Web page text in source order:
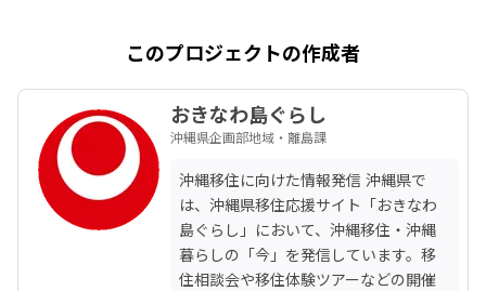
このプロジェクトの作成者
おきなわ島ぐらし
沖縄県企画部地域・離島課
沖縄移住に向けた情報発信 沖縄県で
は、沖縄県移住応援サイト「おきなわ
島ぐらし」において、沖縄移住・沖縄
暮らしの「今」を発信しています。移
住相談会や移住体験ツアーなどの開催